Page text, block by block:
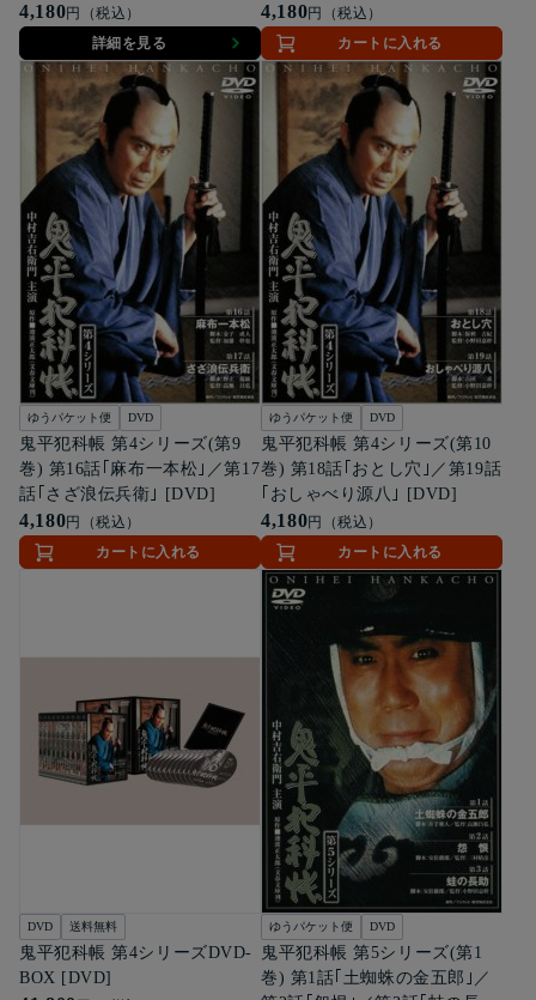
4,180円（税込）
詳細を見る
4,180円（税込）
カートに入れる
ゆうパケット便 DVD
鬼平犯科帳 第4シリーズ(第9
巻) 第16話｢麻布一本松｣／第17
話｢さざ浪伝兵衛｣ [DVD]
4,180円（税込）
カートに入れる
ゆうパケット便 DVD
鬼平犯科帳 第4シリーズ(第10
巻) 第18話｢おとし穴｣／第19話
｢おしゃべり源八｣ [DVD]
4,180円（税込）
カートに入れる
DVD 送料無料
鬼平犯科帳 第4シリーズDVD-
BOX [DVD]
ゆうパケット便 DVD
鬼平犯科帳 第5シリーズ(第1
巻) 第1話｢土蜘蛛の金五郎｣／